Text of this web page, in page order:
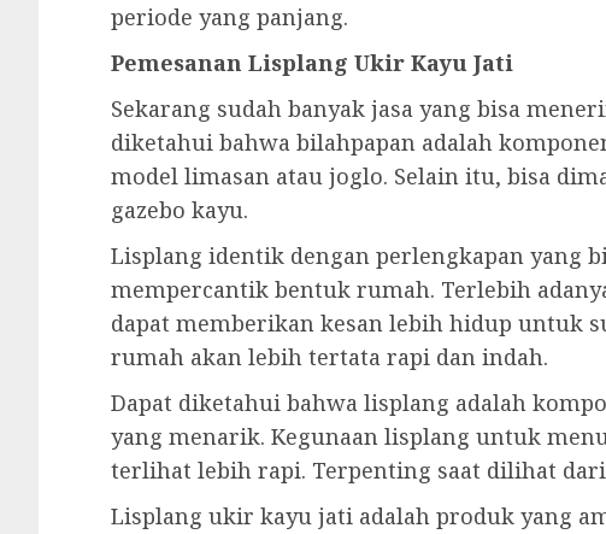
periode yang panjang.
Pemesanan Lisplang Ukir Kayu Jati
Sekarang sudah banyak jasa yang bisa
diketahui bahwa bilahpapan adalah
model limasan atau joglo. Selain itu, bisa
gazebo kayu.
Lisplang identik dengan perlengkapan yang
mempercantik bentuk rumah. Terlebih
dapat memberikan kesan lebih hidup untuk
rumah akan lebih tertata rapi dan indah.
Dapat diketahui bahwa lisplang adalah
yang menarik. Kegunaan lisplang untuk
terlihat lebih rapi. Terpenting saat dilihat
Lisplang ukir kayu jati adalah produk yang